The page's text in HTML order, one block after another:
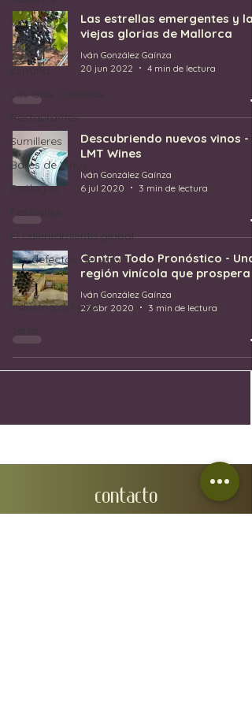
Viñedos
Bodegas
España
Las Islas Canarias
Restaurantes
Sumilleres
Bares de Vinos
Enólogos
El calentamiento global
Los defectos del vino
Uvas
Industria del vino
Las estrellas emergentes y las
viejas glorias de Mallorca
Iván González Gaínza
20 jun 2022
4 min de lectura
Descubriendo nuevos vinos -
LMT Wines
Iván González Gaínza
6 jul 2020
3 min de lectura
Contra Todo Pronóstico - Una
región vinícola que prospera
Iván González Gaínza
27 abr 2020
3 min de lectura
CONTACTO